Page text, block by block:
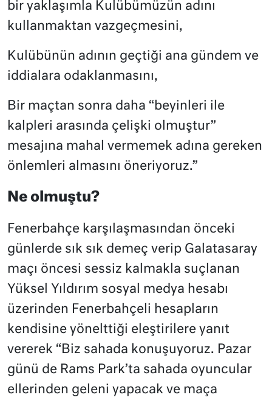
bir yaklaşımla Kulübümüzün adını
kullanmaktan vazgeçmesini,
Kulübünün adının geçtiği ana gündem ve
iddialara odaklanmasını,
Bir maçtan sonra daha “beyinleri ile
kalpleri arasında çelişki olmuştur”
mesajına mahal vermemek adına gereken
önlemleri almasını öneriyoruz.”
Ne olmuştu?
Fenerbahçe karşılaşmasından önceki
günlerde sık sık demeç verip Galatasaray
maçı öncesi sessiz kalmakla suçlanan
Yüksel Yıldırım sosyal medya hesabı
üzerinden Fenerbahçeli hesapların
kendisine yönelttiği eleştirilere yanıt
vererek “Biz sahada konuşuyoruz. Pazar
günü de Rams Park’ta sahada oyuncular
ellerinden geleni yapacak ve maça